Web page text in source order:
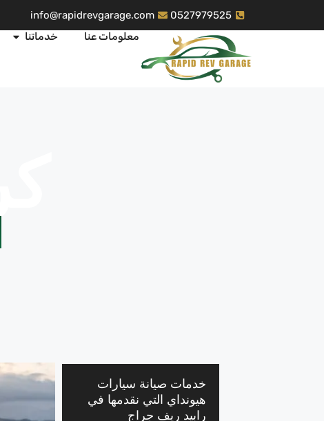
0527979525
info@rapidrevgarage.com
معلومات عنا
خدماتنا
خدمات صيانة سيارات
هيونداي التي نقدمها في
رابيد ريف جراج